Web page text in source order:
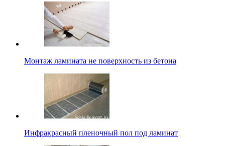
Монтаж ламината не поверхность из бетона
Инфракрасный пленочный пол под ламинат